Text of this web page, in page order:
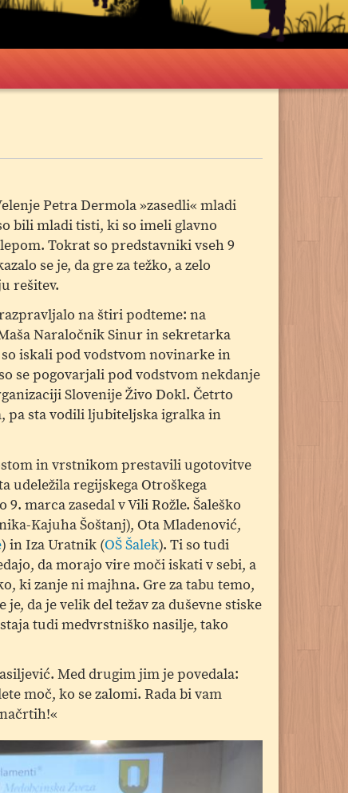
Petra Dermola »zasedli« mladi
bili mladi tisti, ki so imeli glavno
Tokrat so predstavniki vseh 9
se je, da gre za težko, a zelo
rešitev.
na štiri podteme: na
Naraločnik Sinur in sekretarka
iskali pod vodstvom novinarke in
se pogovarjali pod vodstvom nekdanje
Slovenije Živo Dokl. Četrto
pa sta vodili ljubiteljska igralka in
in vrstnikom prestavili ugotovitve
udeležila regijskega Otroškega
marca zasedal v Vili Rožle. Šaleško
Kajuha Šoštanj), Ota Mladenović,
) in Iza Uratnik (OŠ Šalek). Ti so tudi
da morajo vire moči iskati v sebi, a
ki zanje ni majhna. Gre za tabu temo,
da je velik del težav za duševne stiske
tudi medvrstniško nasilje, tako
Med drugim jim je povedala:
moč, ko se zalomi. Rada bi vam